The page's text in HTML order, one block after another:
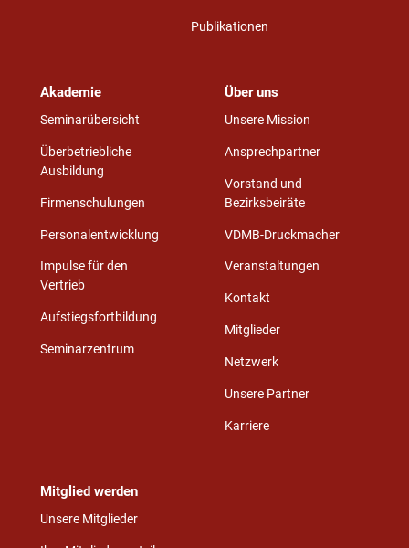
Publikationen
Akademie
Seminarübersicht
Überbetriebliche
Ausbildung
Firmenschulungen
Personalentwicklung
Impulse für den
Vertrieb
Aufstiegsfortbildung
Seminarzentrum
Über uns
Unsere Mission
Ansprechpartner
Vorstand und
Bezirksbeiräte
VDMB-Druckmacher
Veranstaltungen
Kontakt
Mitglieder
Netzwerk
Unsere Partner
Karriere
Mitglied werden
Unsere Mitglieder